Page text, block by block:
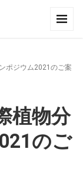
ポジウム2021のご案
植物分
のご